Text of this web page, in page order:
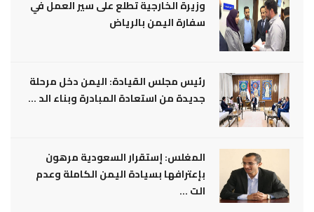
وزيرة الخارجية تطلع على سير العمل في
سفارة اليمن بالرياض
رئيس مجلس القيادة: اليمن دخل مرحلة
جديدة من استعادة المبادرة وبناء الد ...
المغلس: إستقرار السعودية مرهون
بإعترافها بسيادة اليمن الكاملة وعدم
الت ...